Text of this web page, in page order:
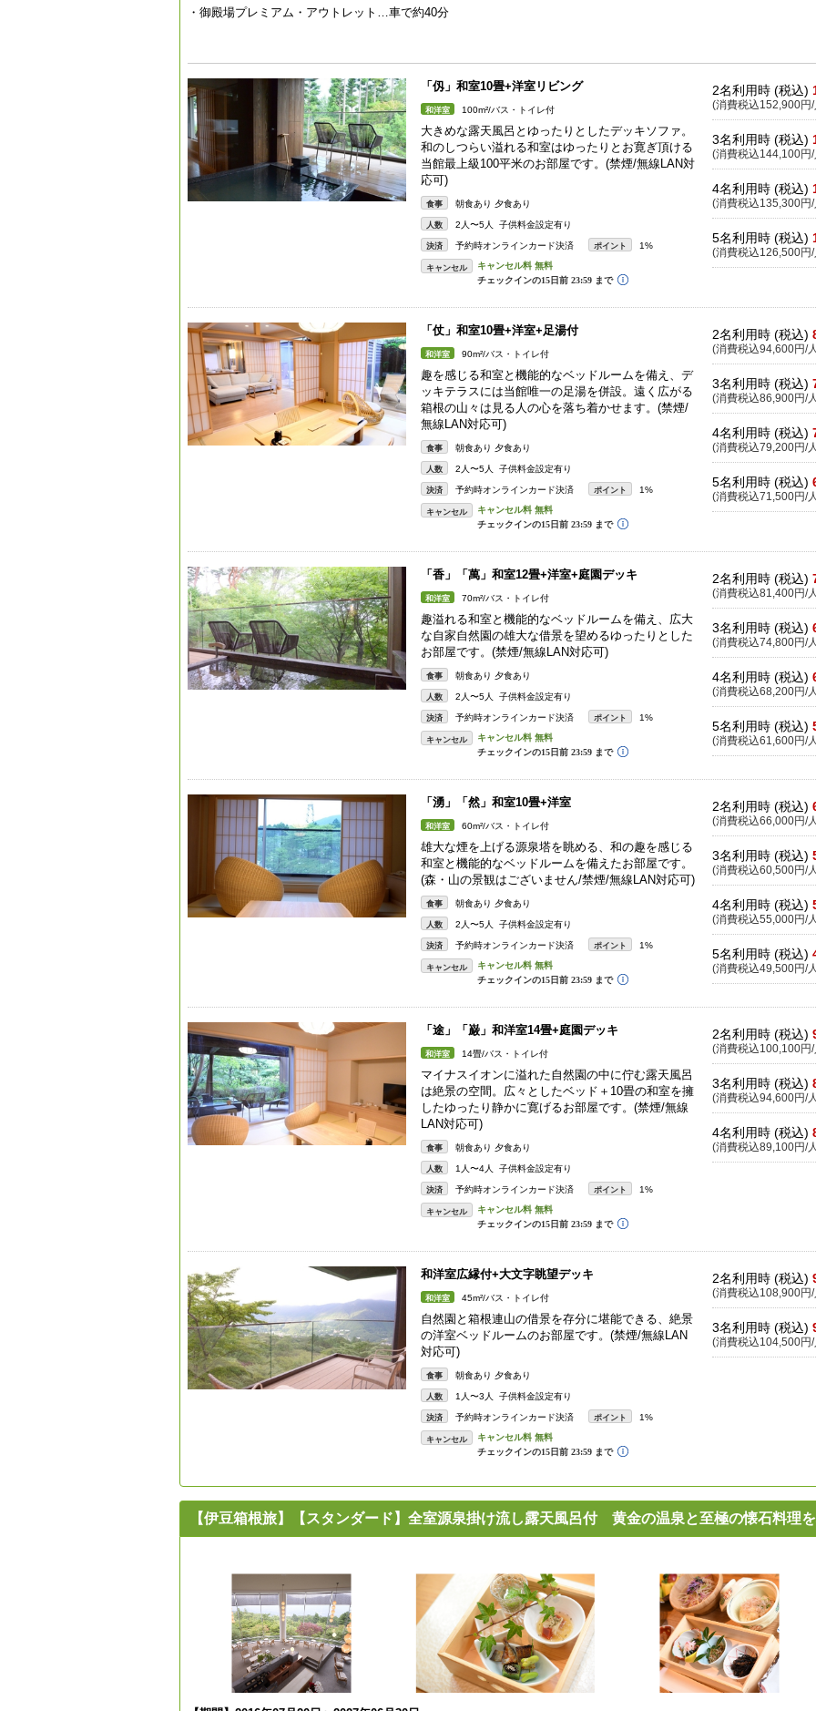
・御殿場プレミアム・アウトレット…車で約40分
「仭」和室10畳+洋室リビング
和洋室 100m²/バス・トイレ付
大きめな露天風呂とゆったりとしたデッキソファ。
和のしつらい溢れる和室はゆったりとお寛ぎ頂ける
当館最上級100平米のお部屋です。(禁煙/無線LAN対
応可)
食事 朝食あり 夕食あり
人数 2人〜5人 子供料金設定有り
決済 予約時オンラインカード決済 ポイント 1%
キャンセル
2名利用時 (税込)
(消費税込152,900円/
3名利用時 (税込)
(消費税込144,100円/
4名利用時 (税込)
(消費税込135,300円/
5名利用時 (税込)
(消費税込126,500円/
「仗」和室10畳+洋室+足湯付
和洋室 90m²/バス・トイレ付
趣を感じる和室と機能的なベッドルームを備え、デ
ッキテラスには当館唯一の足湯を併設。遠く広がる
箱根の山々は見る人の心を落ち着かせます。(禁煙/
無線LAN対応可)
食事 朝食あり 夕食あり
人数 2人〜5人 子供料金設定有り
決済 予約時オンラインカード決済 ポイント 1%
キャンセル
2名利用時 (税込)
(消費税込94,600円/
3名利用時 (税込)
(消費税込86,900円/
4名利用時 (税込)
(消費税込79,200円/
5名利用時 (税込)
(消費税込71,500円/
「香」「萬」和室12畳+洋室+庭園デッキ
和洋室 70m²/バス・トイレ付
趣溢れる和室と機能的なベッドルームを備え、広大
な自家自然園の雄大な借景を望めるゆったりとした
お部屋です。(禁煙/無線LAN対応可)
食事 朝食あり 夕食あり
人数 2人〜5人 子供料金設定有り
決済 予約時オンラインカード決済 ポイント 1%
キャンセル
2名利用時 (税込)
(消費税込81,400円/
3名利用時 (税込)
(消費税込74,800円/
4名利用時 (税込)
(消費税込68,200円/
5名利用時 (税込)
(消費税込61,600円/
「湧」「然」和室10畳+洋室
和洋室 60m²/バス・トイレ付
雄大な煙を上げる源泉塔を眺める、和の趣を感じる
和室と機能的なベッドルームを備えたお部屋です。
(森・山の景観はございません/禁煙/無線LAN対応可)
食事 朝食あり 夕食あり
人数 2人〜5人 子供料金設定有り
決済 予約時オンラインカード決済 ポイント 1%
キャンセル
2名利用時 (税込)
(消費税込66,000円/
3名利用時 (税込)
(消費税込60,500円/
4名利用時 (税込)
(消費税込55,000円/
5名利用時 (税込)
(消費税込49,500円/
「途」「巌」和洋室14畳+庭園デッキ
和洋室 14畳/バス・トイレ付
マイナスイオンに溢れた自然園の中に佇む露天風呂
は絶景の空間。広々としたベッド＋10畳の和室を擁
したゆったり静かに寛げるお部屋です。(禁煙/無線
LAN対応可)
食事 朝食あり 夕食あり
人数 1人〜4人 子供料金設定有り
決済 予約時オンラインカード決済 ポイント 1%
キャンセル
2名利用時 (税込)
(消費税込100,100円/
3名利用時 (税込)
(消費税込94,600円/
4名利用時 (税込)
(消費税込89,100円/
和洋室広縁付+大文字眺望デッキ
和洋室 45m²/バス・トイレ付
自然園と箱根連山の借景を存分に堪能できる、絶景
の洋室ベッドルームのお部屋です。(禁煙/無線LAN
対応可)
食事 朝食あり 夕食あり
人数 1人〜3人 子供料金設定有り
決済 予約時オンラインカード決済 ポイント 1%
キャンセル
2名利用時 (税込)
(消費税込108,900円/
3名利用時 (税込)
(消費税込104,500円/
【伊豆箱根旅】【スタンダード】全室源泉掛け流し露天風呂付 黄金の温泉と至極の懐石料理